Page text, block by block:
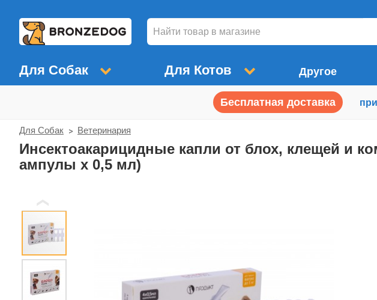
Для Собак Для Котов Другое
Бесплатная доставка
Для Собак Ветеринария
Инсектоакарицидные капли от блох, клещей и
ампулы х 0,5 мл)